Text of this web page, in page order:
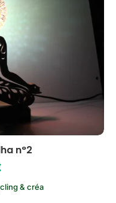
n°2
& créa